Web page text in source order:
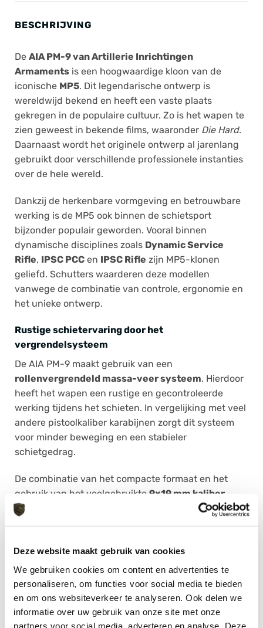
Deze website maakt gebruik van cookies
We gebruiken cookies om content en advertenties te
personaliseren, om functies voor social media te bieden
en om ons websiteverkeer te analyseren. Ook delen we
informatie over uw gebruik van onze site met onze
partners voor social media, adverteren en analyse. Deze
BESCHRIJVING
De AIA PM-9 van Artillerie Inrichtingen
Armaments is een hoogwaardige kloon van de
iconische MP5. Dit legendarische ontwerp is
wereldwijd bekend en heeft een vaste plaats
gekregen in de populaire cultuur. Zo is het wapen te
zien geweest in bekende films, waaronder Die Hard.
Daarnaast wordt het originele ontwerp al jarenlang
gebruikt door verschillende professionele instanties
over de hele wereld.
Dankzij de herkenbare vormgeving en betrouwbare
werking is de MP5 ook binnen de schietsport
bijzonder populair geworden. Vooral binnen
dynamische disciplines zoals Dynamic Service
Rifle, IPSC PCC en IPSC Rifle zijn MP5-klonen
geliefd. Schutters waarderen deze modellen
vanwege de combinatie van controle, ergonomie en
het unieke ontwerp.
Rustige schietervaring door het
vergrendelsysteem
De AIA PM-9 maakt gebruik van een
rollenvergrendeld massa-veer systeem. Hierdoor
heeft het wapen een rustige en gecontroleerde
werking tijdens het schieten. In vergelijking met veel
andere pistoolkaliber karabijnen zorgt dit systeem
voor minder beweging en een stabieler
schietgedrag.
De combinatie van het compacte formaat en het
gebruik van het veelgebruikte 9×19 mm kaliber
maakt de PM-9 geschikt voor verschillende
balans tijdens dynamische oefeningen.
Compleet geleverd met accessoires
De AIA PM-9 wordt geleverd als complete set. In de
verpakking vind je onder andere: